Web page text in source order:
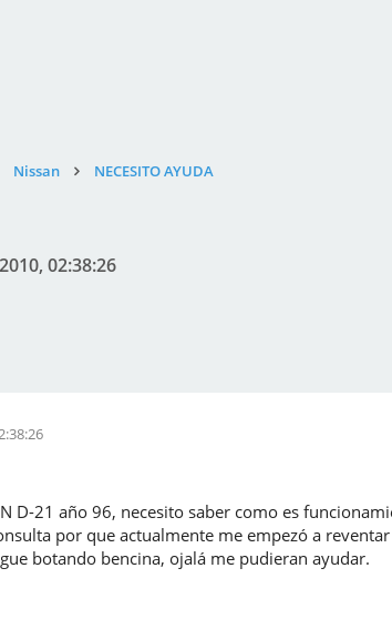
Nissan NECESITO AYUDA
02:38:26
D-21 año 96, necesito saber como es
por que actualmente me empezó a
botando bencina, ojalá me pudieran ayudar.